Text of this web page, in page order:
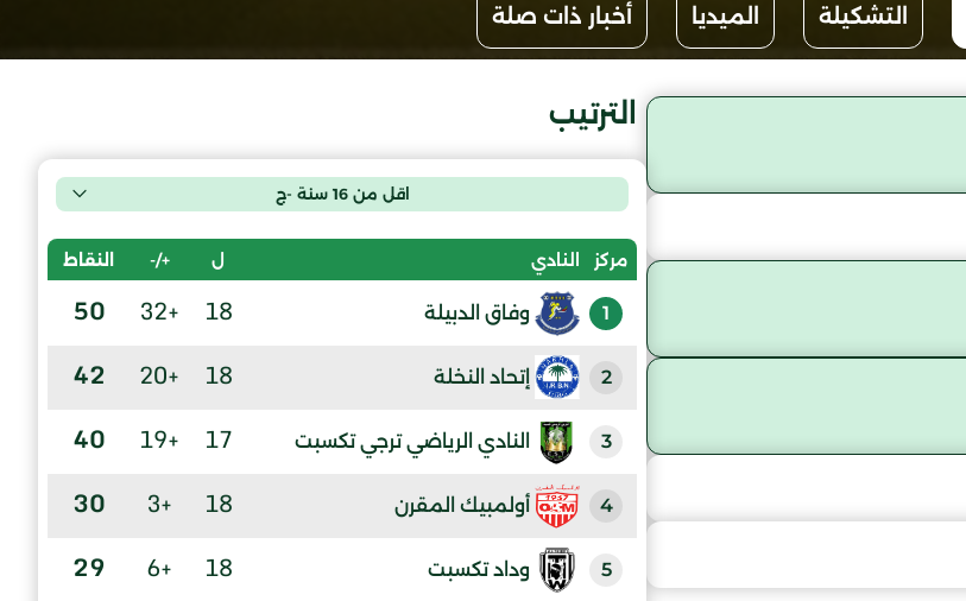
التشكيلة الميديا أخبار ذات صلة
الترتيب
اقل من 16 سنة -ج
مركز النادي ل +/- النقاط
1 وفاق الدبيلة 18
+32
50
2 إتحاد النخلة 18
+20
42
3 النادي الرياضي ترجي تكسبت 17
+19
40
4 أولمبيك المقرن 18
+3
30
5 وداد تكسبت 18
+6
29